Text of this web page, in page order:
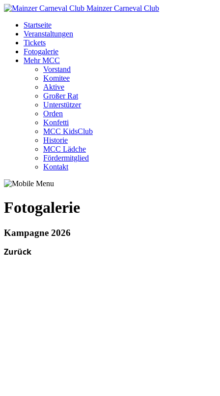
Mainzer Carneval Club
Startseite
Veranstaltungen
Tickets
Fotogalerie
Mehr MCC
Vorstand
Komitee
Aktive
Großer Rat
Unterstützer
Orden
Konfetti
MCC KidsClub
Historie
MCC Lädche
Fördermitglied
Kontakt
Fotogalerie
Kampagne 2026
Zurück